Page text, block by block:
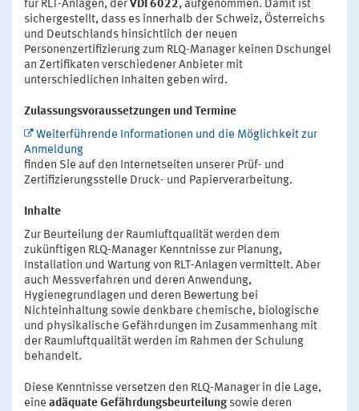
für RLT-Anlagen, der VDI 6022, aufgenommen. Damit ist
sichergestellt, dass es innerhalb der Schweiz, Österreichs
und Deutschlands hinsichtlich der neuen
Personenzertifizierung zum RLQ-Manager keinen Dschungel
an Zertifikaten verschiedener Anbieter mit
unterschiedlichen Inhalten geben wird.
Zulassungsvoraussetzungen und Termine
Weiterführende Informationen und die Möglichkeit zur
Anmeldung
finden Sie auf den Internetseiten unserer Prüf- und
Zertifizierungsstelle Druck- und Papierverarbeitung.
Inhalte
Zur Beurteilung der Raumluftqualität werden dem
zukünftigen RLQ-Manager Kenntnisse zur Planung,
Installation und Wartung von RLT-Anlagen vermittelt. Aber
auch Messverfahren und deren Anwendung,
Hygienegrundlagen und deren Bewertung bei
Nichteinhaltung sowie denkbare chemische, biologische
und physikalische Gefährdungen im Zusammenhang mit
der Raumluftqualität werden im Rahmen der Schulung
behandelt.
Diese Kenntnisse versetzen den RLQ-Manager in die Lage,
eine adäquate Gefährdungsbeurteilungsowie deren